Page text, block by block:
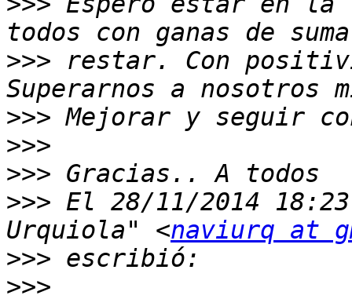
>>> restar. Con
>>>
>>>
>>>
>>> El 28/11/2014
Urquiola" <naviurq at
>>>
>>>